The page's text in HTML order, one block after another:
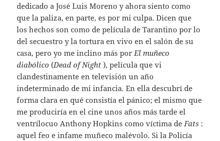
dedicado a José Luis Moreno y ahora siento como
que la paliza, en parte, es por mi culpa. Dicen que
los hechos son como de película de Tarantino por lo
del secuestro y la tortura en vivo en el salón de su
casa, pero yo me inclino más por El muñeco
diabólico (Dead of Night ), película que vi
clandestinamente en televisión un año
indeterminado de mi infancia. En ella descubrí de
forma clara en qué consistía el pánico; el mismo que
me produciría en el cine unos años más tarde el
ventrílocuo Anthony Hopkins como víctima de Fats :
aquel feo e infame muñeco malévolo. Si la Policía